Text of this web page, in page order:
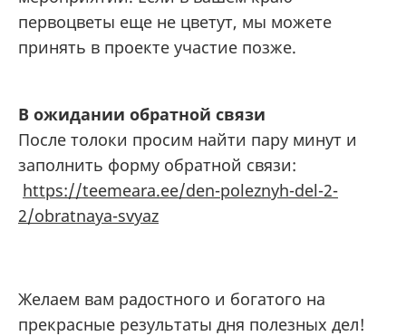
первоцветы еще не цветут, мы можете
принять в проекте участие позже.
В ожидании обратной связи
После толоки просим найти пару минут и
заполнить форму обратной связи:
https://teemeara.ee/den-poleznyh-del-2-
2/obratnaya-svyaz
Желаем вам радостного и богатого на
прекрасные результаты дня полезных дел!